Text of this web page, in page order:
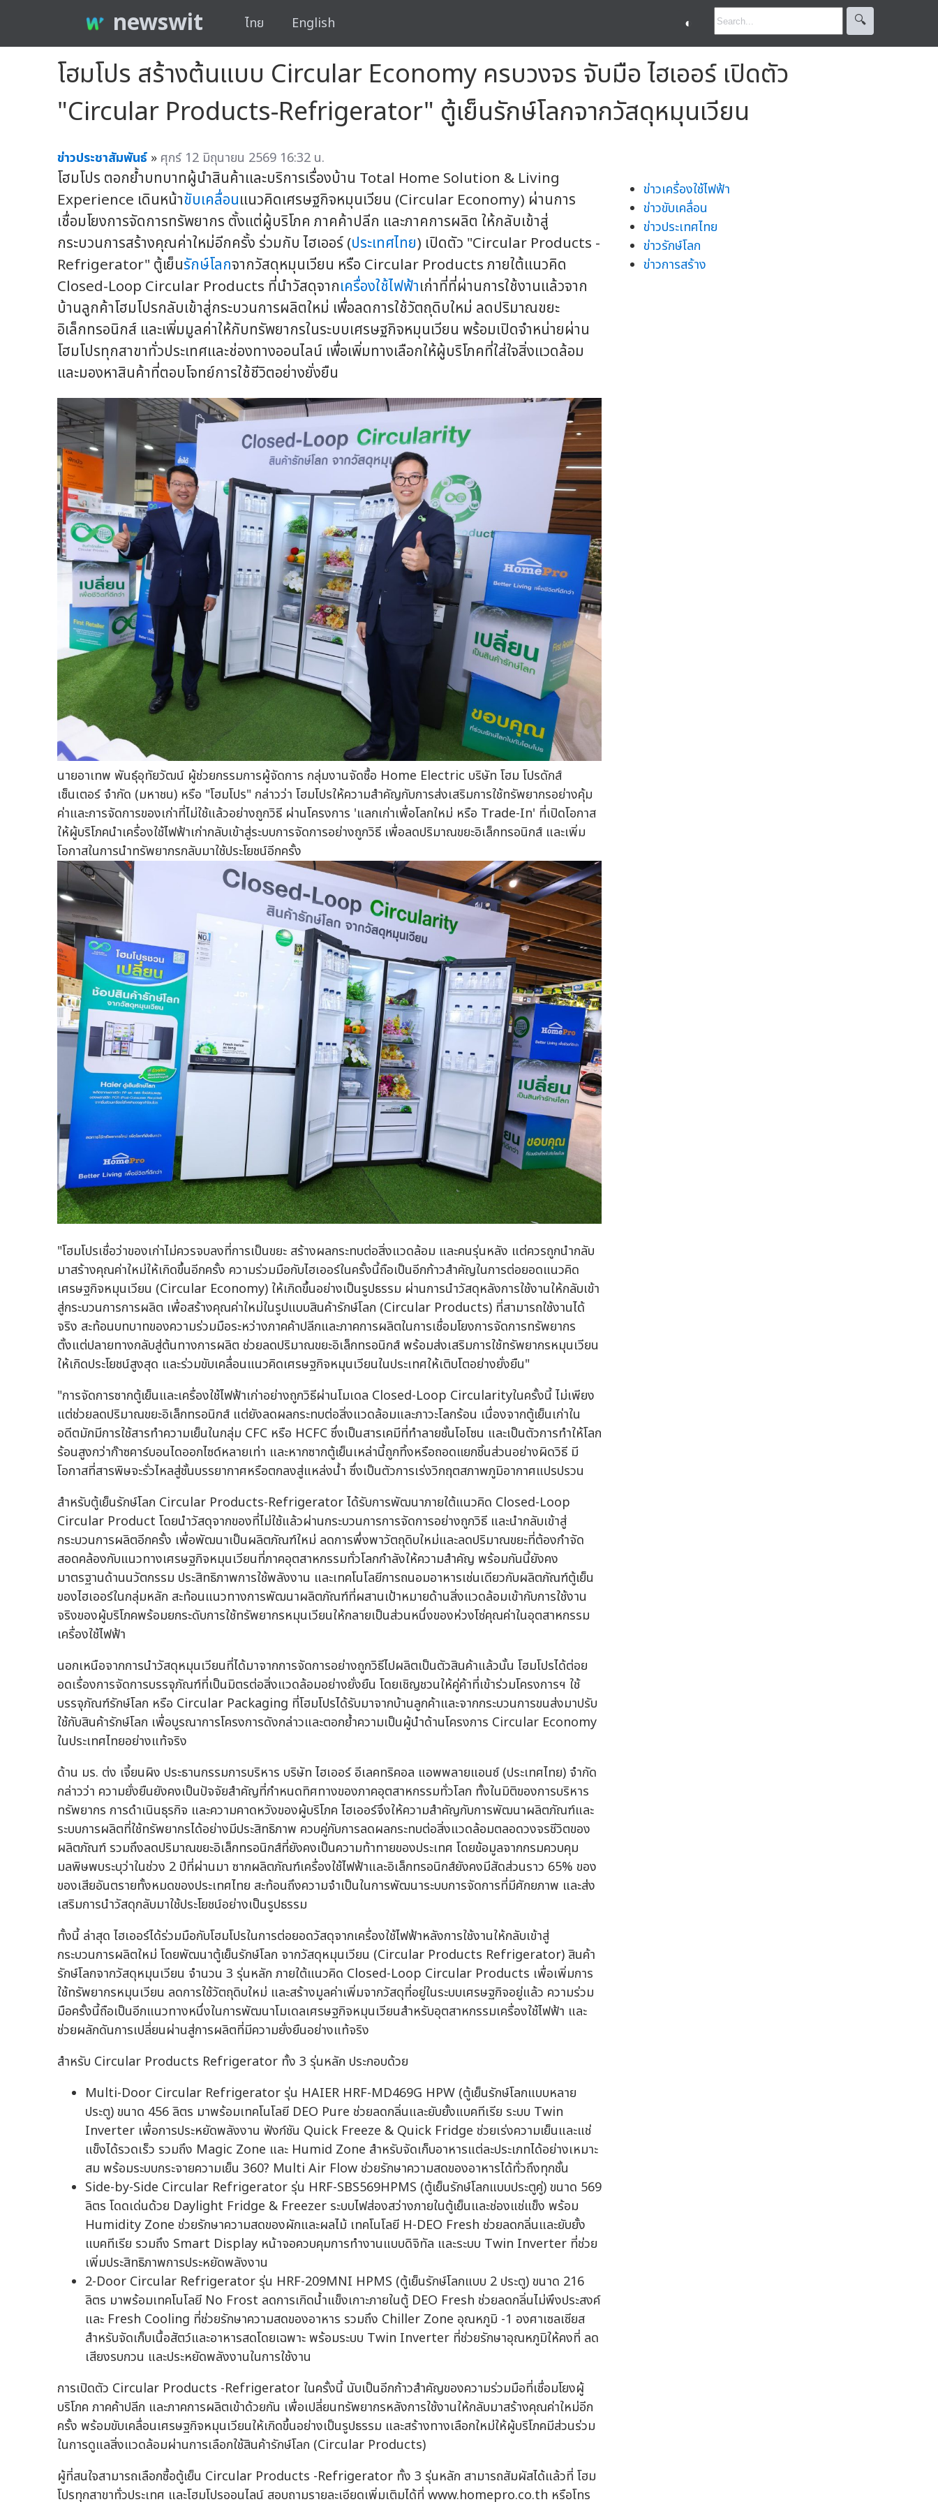
newswit ไทย English ◐ 🔍︎
โฮมโปร สร้างต้นแบบ Circular Economy ครบวงจร จับมือ ไฮเออร์ เปิดตัว
"Circular Products-Refrigerator" ตู้เย็นรักษ์โลกจากวัสดุหมุนเวียน
ข่าวประชาสัมพันธ์ » ศุกร์ 12 มิถุนายน 2569 16:32 น.
โฮมโปร ตอกย้ำบทบาทผู้นำสินค้าและบริการเรื่องบ้าน Total Home Solution & Living
Experience เดินหน้าขับเคลื่อนแนวคิดเศรษฐกิจหมุนเวียน (Circular Economy) ผ่านการ
เชื่อมโยงการจัดการทรัพยากร ตั้งแต่ผู้บริโภค ภาคค้าปลีก และภาคการผลิต ให้กลับเข้าสู่
กระบวนการสร้างคุณค่าใหม่อีกครั้ง ร่วมกับ ไฮเออร์ (ประเทศไทย) เปิดตัว "Circular Products -
Refrigerator" ตู้เย็นรักษ์โลกจากวัสดุหมุนเวียน หรือ Circular Products ภายใต้แนวคิด
Closed-Loop Circular Products ที่นำวัสดุจากเครื่องใช้ไฟฟ้าเก่าที่ที่ผ่านการใช้งานแล้วจาก
บ้านลูกค้าโฮมโปรกลับเข้าสู่กระบวนการผลิตใหม่ เพื่อลดการใช้วัตถุดิบใหม่ ลดปริมาณขยะ
อิเล็กทรอนิกส์ และเพิ่มมูลค่าให้กับทรัพยากรในระบบเศรษฐกิจหมุนเวียน พร้อมเปิดจำหน่ายผ่าน
โฮมโปรทุกสาขาทั่วประเทศและช่องทางออนไลน์ เพื่อเพิ่มทางเลือกให้ผู้บริโภคที่ใส่ใจสิ่งแวดล้อม
และมองหาสินค้าที่ตอบโจทย์การใช้ชีวิตอย่างยั่งยืน
นายอาเทพ พันธุ์อุทัยวัฒน์ ผู้ช่วยกรรมการผู้จัดการ กลุ่มงานจัดซื้อ Home Electric บริษัท โฮม โปรดักส์
เซ็นเตอร์ จำกัด (มหาชน) หรือ "โฮมโปร" กล่าวว่า โฮมโปรให้ความสำคัญกับการส่งเสริมการใช้ทรัพยากรอย่างคุ้ม
ค่าและการจัดการของเก่าที่ไม่ใช้แล้วอย่างถูกวิธี ผ่านโครงการ 'แลกเก่าเพื่อโลกใหม่ หรือ Trade-In' ที่เปิดโอกาส
ให้ผู้บริโภคนำเครื่องใช้ไฟฟ้าเก่ากลับเข้าสู่ระบบการจัดการอย่างถูกวิธี เพื่อลดปริมาณขยะอิเล็กทรอนิกส์ และเพิ่ม
โอกาสในการนำทรัพยากรกลับมาใช้ประโยชน์อีกครั้ง
"โฮมโปรเชื่อว่าของเก่าไม่ควรจบลงที่การเป็นขยะ สร้างผลกระทบต่อสิ่งแวดล้อม และคนรุ่นหลัง แต่ควรถูกนำกลับ
มาสร้างคุณค่าใหม่ให้เกิดขึ้นอีกครั้ง ความร่วมมือกับไฮเออร์ในครั้งนี้ถือเป็นอีกก้าวสำคัญในการต่อยอดแนวคิด
เศรษฐกิจหมุนเวียน (Circular Economy) ให้เกิดขึ้นอย่างเป็นรูปธรรม ผ่านการนำวัสดุหลังการใช้งานให้กลับเข้า
สู่กระบวนการการผลิต เพื่อสร้างคุณค่าใหม่ในรูปแบบสินค้ารักษ์โลก (Circular Products) ที่สามารถใช้งานได้
จริง สะท้อนบทบาทของความร่วมมือระหว่างภาคค้าปลีกและภาคการผลิตในการเชื่อมโยงการจัดการทรัพยากร
ตั้งแต่ปลายทางกลับสู่ต้นทางการผลิต ช่วยลดปริมาณขยะอิเล็กทรอนิกส์ พร้อมส่งเสริมการใช้ทรัพยากรหมุนเวียน
ให้เกิดประโยชน์สูงสุด และร่วมขับเคลื่อนแนวคิดเศรษฐกิจหมุนเวียนในประเทศให้เติบโตอย่างยั่งยืน"
"การจัดการซากตู้เย็นและเครื่องใช้ไฟฟ้าเก่าอย่างถูกวิธีผ่านโมเดล Closed-Loop Circularityในครั้งนี้ ไม่เพียง
แต่ช่วยลดปริมาณขยะอิเล็กทรอนิกส์ แต่ยังลดผลกระทบต่อสิ่งแวดล้อมและภาวะโลกร้อน เนื่องจากตู้เย็นเก่าใน
อดีตมักมีการใช้สารทำความเย็นในกลุ่ม CFC หรือ HCFC ซึ่งเป็นสารเคมีที่ทำลายชั้นโอโซน และเป็นตัวการทำให้โลก
ร้อนสูงกว่าก๊าซคาร์บอนไดออกไซด์หลายเท่า และหากซากตู้เย็นเหล่านี้ถูกทิ้งหรือถอดแยกชิ้นส่วนอย่างผิดวิธี มี
โอกาสที่สารพิษจะรั่วไหลสู่ชั้นบรรยากาศหรือตกลงสู่แหล่งน้ำ ซึ่งเป็นตัวการเร่งวิกฤตสภาพภูมิอากาศแปรปรวน
สำหรับตู้เย็นรักษ์โลก Circular Products-Refrigerator ได้รับการพัฒนาภายใต้แนวคิด Closed-Loop
Circular Product โดยนำวัสดุจากของที่ไม่ใช้แล้วผ่านกระบวนการการจัดการอย่างถูกวิธี และนำกลับเข้าสู่
กระบวนการผลิตอีกครั้ง เพื่อพัฒนาเป็นผลิตภัณฑ์ใหม่ ลดการพึ่งพาวัตถุดิบใหม่และลดปริมาณขยะที่ต้องกำจัด
สอดคล้องกับแนวทางเศรษฐกิจหมุนเวียนที่ภาคอุตสาหกรรมทั่วโลกกำลังให้ความสำคัญ พร้อมกันนี้ยังคง
มาตรฐานด้านนวัตกรรม ประสิทธิภาพการใช้พลังงาน และเทคโนโลยีการถนอมอาหารเช่นเดียวกับผลิตภัณฑ์ตู้เย็น
ของไฮเออร์ในกลุ่มหลัก สะท้อนแนวทางการพัฒนาผลิตภัณฑ์ที่ผสานเป้าหมายด้านสิ่งแวดล้อมเข้ากับการใช้งาน
จริงของผู้บริโภคพร้อมยกระดับการใช้ทรัพยากรหมุนเวียนให้กลายเป็นส่วนหนึ่งของห่วงโซ่คุณค่าในอุตสาหกรรม
เครื่องใช้ไฟฟ้า
นอกเหนือจากการนำวัสดุหมุนเวียนที่ได้มาจากการจัดการอย่างถูกวิธีไปผลิตเป็นตัวสินค้าแล้วนั้น โฮมโปรได้ต่อย
อดเรื่องการจัดการบรรจุภัณฑ์ที่เป็นมิตรต่อสิ่งแวดล้อมอย่างยั่งยืน โดยเชิญชวนให้คู่ค้าที่เข้าร่วมโครงการฯ ใช้
บรรจุภัณฑ์รักษ์โลก หรือ Circular Packaging ที่โฮมโปรได้รับมาจากบ้านลูกค้าและจากกระบวนการขนส่งมาปรับ
ใช้กับสินค้ารักษ์โลก เพื่อบูรณาการโครงการดังกล่าวและตอกย้ำความเป็นผู้นำด้านโครงการ Circular Economy
ในประเทศไทยอย่างแท้จริง
ด้าน มร. ต่ง เจี้ยนผิง ประธานกรรมการบริหาร บริษัท ไฮเออร์ อีเลคทริคอล แอพพลายแอนซ์ (ประเทศไทย) จำกัด
กล่าวว่า ความยั่งยืนยังคงเป็นปัจจัยสำคัญที่กำหนดทิศทางของภาคอุตสาหกรรมทั่วโลก ทั้งในมิติของการบริหาร
ทรัพยากร การดำเนินธุรกิจ และความคาดหวังของผู้บริโภค ไฮเออร์จึงให้ความสำคัญกับการพัฒนาผลิตภัณฑ์และ
ระบบการผลิตที่ใช้ทรัพยากรได้อย่างมีประสิทธิภาพ ควบคู่กับการลดผลกระทบต่อสิ่งแวดล้อมตลอดวงจรชีวิตของ
ผลิตภัณฑ์ รวมถึงลดปริมาณขยะอิเล็กทรอนิกส์ที่ยังคงเป็นความท้าทายของประเทศ โดยข้อมูลจากกรมควบคุม
มลพิษพบระบุว่าในช่วง 2 ปีที่ผ่านมา ซากผลิตภัณฑ์เครื่องใช้ไฟฟ้าและอิเล็กทรอนิกส์ยังคงมีสัดส่วนราว 65% ของ
ของเสียอันตรายทั้งหมดของประเทศไทย สะท้อนถึงความจำเป็นในการพัฒนาระบบการจัดการที่มีศักยภาพ และส่ง
เสริมการนำวัสดุกลับมาใช้ประโยชน์อย่างเป็นรูปธรรม
ทั้งนี้ ล่าสุด ไฮเออร์ได้ร่วมมือกับโฮมโปรในการต่อยอดวัสดุจากเครื่องใช้ไฟฟ้าหลังการใช้งานให้กลับเข้าสู่
กระบวนการผลิตใหม่ โดยพัฒนาตู้เย็นรักษ์โลก จากวัสดุหมุนเวียน (Circular Products Refrigerator) สินค้า
รักษ์โลกจากวัสดุหมุนเวียน จำนวน 3 รุ่นหลัก ภายใต้แนวคิด Closed-Loop Circular Products เพื่อเพิ่มการ
ใช้ทรัพยากรหมุนเวียน ลดการใช้วัตถุดิบใหม่ และสร้างมูลค่าเพิ่มจากวัสดุที่อยู่ในระบบเศรษฐกิจอยู่แล้ว ความร่วม
มือครั้งนี้ถือเป็นอีกแนวทางหนึ่งในการพัฒนาโมเดลเศรษฐกิจหมุนเวียนสำหรับอุตสาหกรรมเครื่องใช้ไฟฟ้า และ
ช่วยผลักดันการเปลี่ยนผ่านสู่การผลิตที่มีความยั่งยืนอย่างแท้จริง
สำหรับ Circular Products Refrigerator ทั้ง 3 รุ่นหลัก ประกอบด้วย
Multi-Door Circular Refrigerator รุ่น HAIER HRF-MD469G HPW (ตู้เย็นรักษ์โลกแบบหลาย
ประตู) ขนาด 456 ลิตร มาพร้อมเทคโนโลยี DEO Pure ช่วยลดกลิ่นและยับยั้งแบคทีเรีย ระบบ Twin
Inverter เพื่อการประหยัดพลังงาน ฟังก์ชัน Quick Freeze & Quick Fridge ช่วยเร่งความเย็นและแช่
แข็งได้รวดเร็ว รวมถึง Magic Zone และ Humid Zone สำหรับจัดเก็บอาหารแต่ละประเภทได้อย่างเหมาะ
สม พร้อมระบบกระจายความเย็น 360? Multi Air Flow ช่วยรักษาความสดของอาหารได้ทั่วถึงทุกชั้น
Side-by-Side Circular Refrigerator รุ่น HRF-SBS569HPMS (ตู้เย็นรักษ์โลกแบบประตูคู่) ขนาด 569
ลิตร โดดเด่นด้วย Daylight Fridge & Freezer ระบบไฟส่องสว่างภายในตู้เย็นและช่องแช่แข็ง พร้อม
Humidity Zone ช่วยรักษาความสดของผักและผลไม้ เทคโนโลยี H-DEO Fresh ช่วยลดกลิ่นและยับยั้ง
แบคทีเรีย รวมถึง Smart Display หน้าจอควบคุมการทำงานแบบดิจิทัล และระบบ Twin Inverter ที่ช่วย
เพิ่มประสิทธิภาพการประหยัดพลังงาน
2-Door Circular Refrigerator รุ่น HRF-209MNI HPMS (ตู้เย็นรักษ์โลกแบบ 2 ประตู) ขนาด 216
ลิตร มาพร้อมเทคโนโลยี No Frost ลดการเกิดน้ำแข็งเกาะภายในตู้ DEO Fresh ช่วยลดกลิ่นไม่พึงประสงค์
และ Fresh Cooling ที่ช่วยรักษาความสดของอาหาร รวมถึง Chiller Zone อุณหภูมิ -1 องศาเซลเซียส
สำหรับจัดเก็บเนื้อสัตว์และอาหารสดโดยเฉพาะ พร้อมระบบ Twin Inverter ที่ช่วยรักษาอุณหภูมิให้คงที่ ลด
เสียงรบกวน และประหยัดพลังงานในการใช้งาน
การเปิดตัว Circular Products -Refrigerator ในครั้งนี้ นับเป็นอีกก้าวสำคัญของความร่วมมือที่เชื่อมโยงผู้
บริโภค ภาคค้าปลีก และภาคการผลิตเข้าด้วยกัน เพื่อเปลี่ยนทรัพยากรหลังการใช้งานให้กลับมาสร้างคุณค่าใหม่อีก
ครั้ง พร้อมขับเคลื่อนเศรษฐกิจหมุนเวียนให้เกิดขึ้นอย่างเป็นรูปธรรม และสร้างทางเลือกใหม่ให้ผู้บริโภคมีส่วนร่วม
ในการดูแลสิ่งแวดล้อมผ่านการเลือกใช้สินค้ารักษ์โลก (Circular Products)
ผู้ที่สนใจสามารถเลือกซื้อตู้เย็น Circular Products -Refrigerator ทั้ง 3 รุ่นหลัก สามารถสัมผัสได้แล้วที่ โฮม
โปรทุกสาขาทั่วประเทศ และโฮมโปรออนไลน์ สอบถามรายละเอียดเพิ่มเติมได้ที่ www.homepro.co.th หรือโทร
ข่าวเครื่องใช้ไฟฟ้า
ข่าวขับเคลื่อน
ข่าวประเทศไทย
ข่าวรักษ์โลก
ข่าวการสร้าง